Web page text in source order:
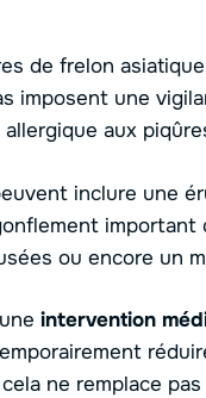
de frelon
imposent une
aux
inclure une
ou encore un
intervention
ne remplace